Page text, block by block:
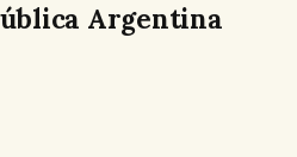
Argentina